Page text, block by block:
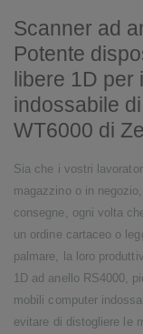
Scanner ad
Potente
libere 1D per
indossabile
WT6000 di
Sia che i vostri
magazzino o in
consegne, ogni volta
un ordine cartaceo o
palmare, la loro
1D ad anello RS4000,
mobili computer
evitare di distogliere le